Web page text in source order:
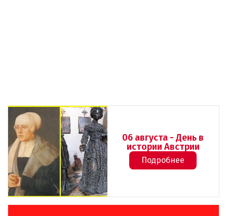
06 августа - День в
истории Австрии
Подробнее